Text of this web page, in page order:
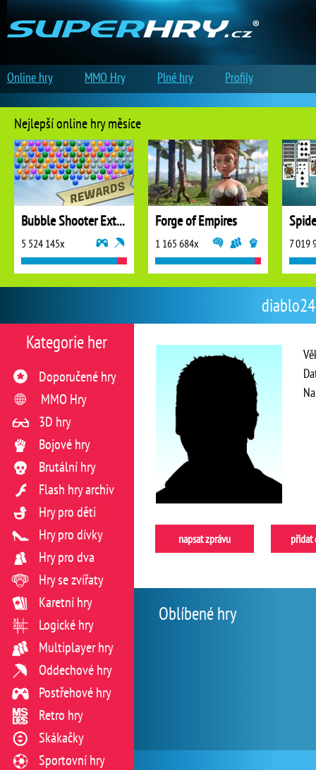
napsat zprávu přidat
Oblíbené hry
Kategorie her
Doporučené hry
MMO Hry
3D hry
Bojové hry
Brutální hry
Flash hry archiv
Hry pro děti
Hry pro dívky
Hry pro dva
Hry se zvířaty
Karetní hry
Logické hry
Multiplayer hry
Oddechové hry
Postřehové hry
Retro hry
Skákačky
Sportovní hry
Nejlepší online hry měsíce
Bubble Shooter Extreme
5 524 145x
Forge of Empires
1 165 684x 7 019
Online hry MMO Hry Plné hry Profily